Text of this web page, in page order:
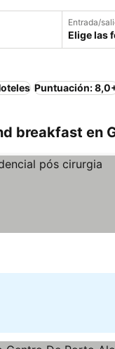
Entrada/
Elige las
Puntuación:
breakfast en